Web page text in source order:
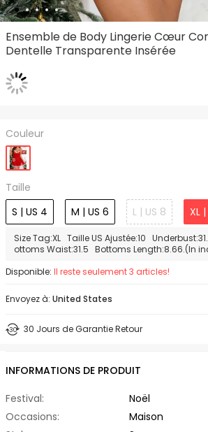
Ensemble de Body Lingerie Cœur
Dentelle Transparente Insérée
Couleur
Taille
S | US 4
M | US 6 L | US 8 XL
Size Tag:XL Taille US Ajustée:10
ottoms Waist:31.5 Bottoms Length:8.66.(In
Disponible: Il reste seulement 3 articles!
Envoyez à: United States
30 Jours de Garantie Retour
INFORMATIONS DE PRODUIT
Festival:
Noël
Occasions:
Maison